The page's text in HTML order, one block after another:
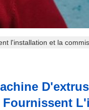
l'installation et la
Fournissent